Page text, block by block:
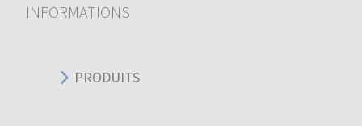
INFORMATIONS
PRODUITS